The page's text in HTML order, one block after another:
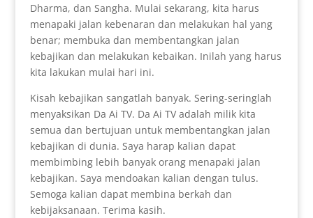
Dharma, dan Sangha. Mulai sekarang, kita harus
menapaki jalan kebenaran dan melakukan hal yang
benar; membuka dan membentangkan jalan
kebajikan dan melakukan kebaikan. Inilah yang harus
kita lakukan mulai hari ini.
Kisah kebajikan sangatlah banyak. Sering-seringlah
menyaksikan Da Ai TV. Da Ai TV adalah milik kita
semua dan bertujuan untuk membentangkan jalan
kebajikan di dunia. Saya harap kalian dapat
membimbing lebih banyak orang menapaki jalan
kebajikan. Saya mendoakan kalian dengan tulus.
Semoga kalian dapat membina berkah dan
kebijaksanaan. Terima kasih.